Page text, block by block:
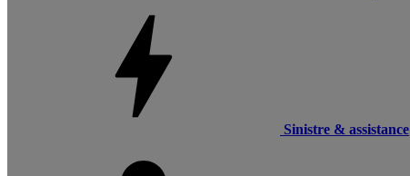
Sinistre & assistance